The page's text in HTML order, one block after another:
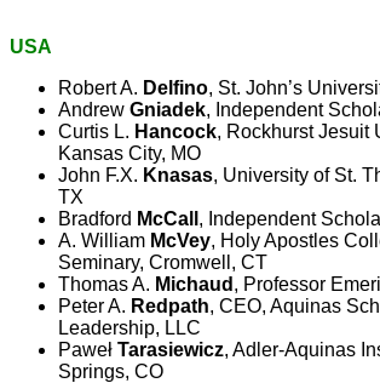
USA
Robert A. Delfino, St. John’s
Andrew Gniadek, Independent
Curtis L. Hancock, Rockhurst Jesuit
Kansas City, MO
John F.X. Knasas, University of St.
TX
Bradford McCall , Independent
A. William McVey, Holy Apostles
Seminary, Cromwell, CT
Thomas A. Michaud , Professor
Peter A. Redpath, CEO, Aquinas
Leadership, LLC
Paweł Tarasiewicz, Adler-Aquinas
Springs, CO